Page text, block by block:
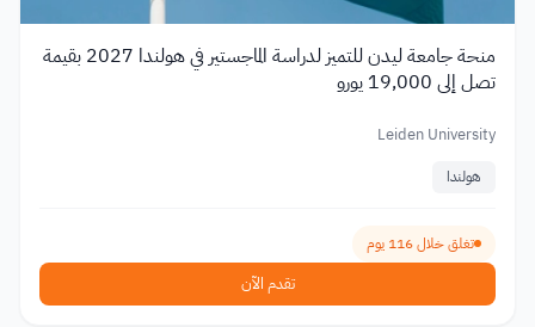
منحة جامعة ليدن للتميز لدراسة الماجستير في هولندا 2027 بقيمة
تصل إلى 19,000 يورو
Leiden University
هولندا
تغلق خلال 116 يوم
تقدم الآن